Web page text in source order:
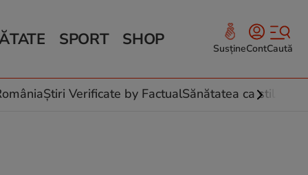
culinare
SPORT SHOP SusțineContCaută
Știri Verificate by FactualSănătatea ca stil de